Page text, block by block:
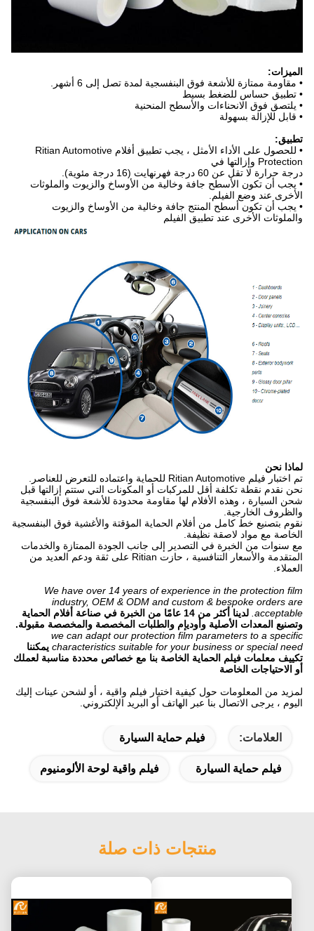
الميزات:
• مقاومة ممتازة للأشعة فوق البنفسجية لمدة تصل إلى 6 أشهر.
• تطبيق حساس للضغط بسيط
• يلتصق فوق الانحناءات والأسطح المنحنية
• قابل للإزالة بسهولة
تطبيق:
• للحصول على الأداء الأمثل ، يجب تطبيق أفلام Ritian Automotive
Protection وإزالتها في
درجة حرارة لا تقل عن 60 درجة فهرنهايت (16 درجة مئوية).
• يجب أن تكون الأسطح جافة وخالية من الأوساخ والزيوت والملوثات
الأخرى عند وضع الفيلم.
• يجب أن تكون أسطح المنتج جافة وخالية من الأوساخ والزيوت
والملوثات الأخرى عند تطبيق الفيلم
لماذا نحن
تم اختبار فيلم Ritian Automotive للحماية واعتماده للتعرض للعناصر.
نحن نقدم نقطة تكلفة أقل للمركبات أو المكونات التي ستتم إزالتها قبل
شحن السيارة ، وهذه الأفلام لها مقاومة محدودة للأشعة فوق البنفسجية
والظروف الخارجية.
نقوم بتصنيع خط كامل من أفلام الحماية المؤقتة والأغشية فوق البنفسجية
الخاصة مع مواد لاصقة نظيفة.
مع سنوات من الخبرة في التصدير إلى جانب الجودة الممتازة والخدمات
المتقدمة والأسعار التنافسية ، حازت Ritian على ثقة ودعم العديد من
العملاء.
We have over 14 years of experience in the protection film
industry, OEM & ODM and custom & bespoke orders are
acceptable.
لدينا أكثر من 14 عامًا من الخبرة في صناعة أفلام الحماية
وتصنيع المعدات الأصلية وأوديإم والطلبات المخصصة والمخصصة مقبولة.
we can adapt our protection film parameters to a specific
characteristics suitable for your business or special need يمكننا
تكييف معلمات فيلم الحماية الخاصة بنا مع خصائص محددة مناسبة لعملك
أو الاحتياجات الخاصة
لمزيد من المعلومات حول كيفية اختيار فيلم واقية ، أو لشحن عينات إليك
اليوم ، يرجى الاتصال بنا عبر الهاتف أو البريد الإلكتروني.
العلامات: فيلم حماية السيارة
فيلم حماية السيارة فيلم واقية لوحة الألومنيوم
منتجات ذات صلة